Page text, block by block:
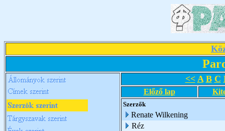
<< A B C
Előző lap
Szerzők
Renate Wilkening
Réz